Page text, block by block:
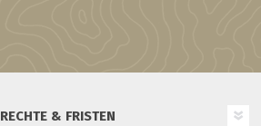
RECHTE & FRISTEN